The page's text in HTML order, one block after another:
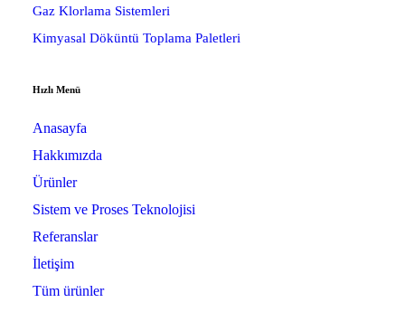
Gaz Klorlama Sistemleri
Kimyasal Döküntü Toplama Paletleri
Hızlı Menü
Anasayfa
Hakkımızda
Ürünler
Sistem ve Proses Teknolojisi
Referanslar
İletişim
Tüm ürünler